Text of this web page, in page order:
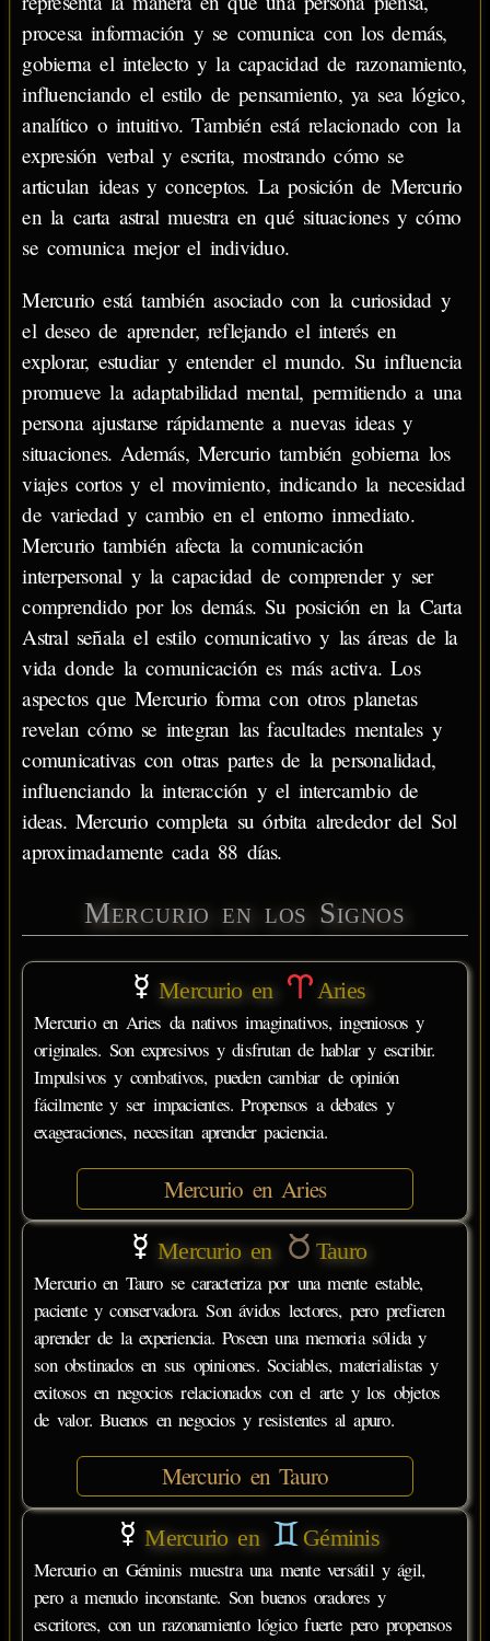
procesa información y se comunica con los demás,
gobierna el intelecto y la capacidad de razonamiento,
influenciando el estilo de pensamiento, ya sea lógico,
analítico o intuitivo. También está relacionado con la
expresión verbal y escrita, mostrando cómo se
articulan ideas y conceptos. La posición de Mercurio
en la carta astral muestra en qué situaciones y cómo
se comunica mejor el individuo.
Mercurio está también asociado con la curiosidad y
el deseo de aprender, reflejando el interés en
explorar, estudiar y entender el mundo. Su influencia
promueve la adaptabilidad mental, permitiendo a una
persona ajustarse rápidamente a nuevas ideas y
situaciones. Además, Mercurio también gobierna los
viajes cortos y el movimiento, indicando la necesidad
de variedad y cambio en el entorno inmediato.
Mercurio también afecta la comunicación
interpersonal y la capacidad de comprender y ser
comprendido por los demás. Su posición en la Carta
Astral señala el estilo comunicativo y las áreas de la
vida donde la comunicación es más activa. Los
aspectos que Mercurio forma con otros planetas
revelan cómo se integran las facultades mentales y
comunicativas con otras partes de la personalidad,
influenciando la interacción y el intercambio de
ideas. Mercurio completa su órbita alrededor del Sol
aproximadamente cada 88 días.
Mercurio en los Signos
Mercurio en Aries
Mercurio en Aries da nativos imaginativos, ingeniosos y
originales. Son expresivos y disfrutan de hablar y escribir.
Impulsivos y combativos, pueden cambiar de opinión
fácilmente y ser impacientes. Propensos a debates y
exageraciones, necesitan aprender paciencia.
Mercurio en Aries
Mercurio en Tauro
Mercurio en Tauro se caracteriza por una mente estable,
paciente y conservadora. Son ávidos lectores, pero prefieren
aprender de la experiencia. Poseen una memoria sólida y
son obstinados en sus opiniones. Sociables, materialistas y
exitosos en negocios relacionados con el arte y los objetos
de valor. Buenos en negocios y resistentes al apuro.
Mercurio en Tauro
Mercurio en Géminis
Mercurio en Géminis muestra una mente versátil y ágil,
pero a menudo inconstante. Son buenos oradores y
escritores, con un razonamiento lógico fuerte pero propensos